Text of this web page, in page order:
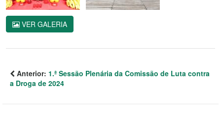
VER GALERIA
Anterior: 1.ª Sessão Plenária da Comissão de Luta contra
a Droga de 2024